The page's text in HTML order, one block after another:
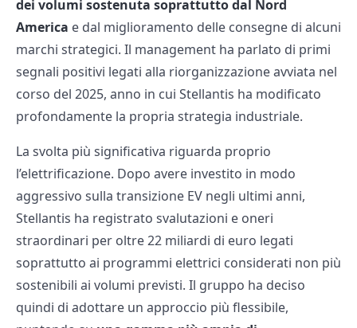
dei volumi sostenuta soprattutto dal Nord
America e dal miglioramento delle consegne di alcuni
marchi strategici. Il management ha parlato di primi
segnali positivi legati alla riorganizzazione avviata nel
corso del 2025, anno in cui Stellantis ha modificato
profondamente la propria strategia industriale.
La svolta più significativa riguarda proprio
l’elettrificazione. Dopo avere investito in modo
aggressivo sulla transizione EV negli ultimi anni,
Stellantis ha registrato svalutazioni e oneri
straordinari per oltre 22 miliardi di euro legati
soprattutto ai programmi elettrici considerati non più
sostenibili ai volumi previsti. Il gruppo ha deciso
quindi di adottare un approccio più flessibile,